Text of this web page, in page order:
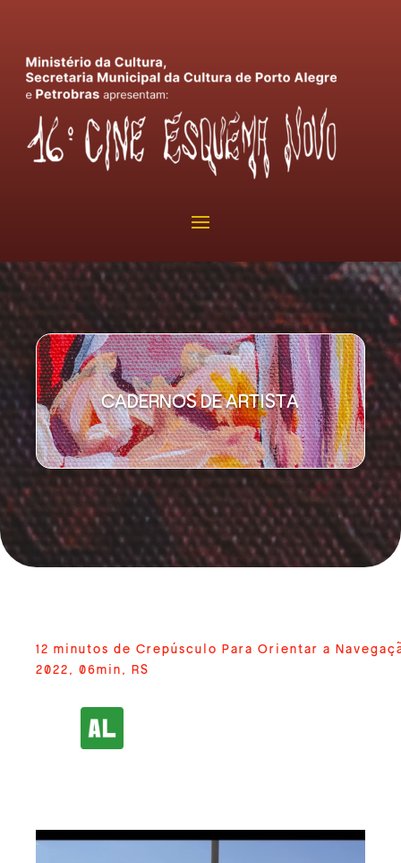
CADERNOS DE ARTISTA
12 minutos de Crepúsculo Para Orientar a
2022, 06min, RS